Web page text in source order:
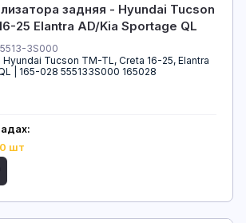
задняя - Hyundai Tucson
25 Elantra AD/Kia Sportage QL
3S000
Hyundai Tucson TM-TL, Creta 16-25, Elantra
| 165-028 555133S000 165028
шт